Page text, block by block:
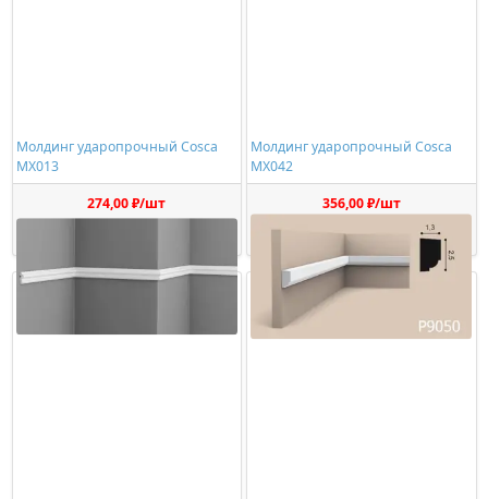
Молдинг ударопрочный Cosca
MX013
274,00 ₽/шт
Молдинг ударопрочный Cosca
MX042
356,00 ₽/шт
Купить